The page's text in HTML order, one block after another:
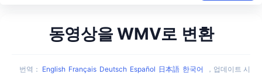
동영상을 WMV로 변환
번역 ： English Français Deutsch Español 日本語 한국어 ， 업데이트 시